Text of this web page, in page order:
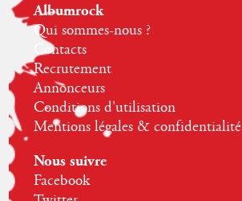
Albumrock
Qui sommes-nous ?
Contacts
Recrutement
Annonceurs
Conditions d'utilisation
Mentions légales & confidentialité
Nous suivre
Facebook